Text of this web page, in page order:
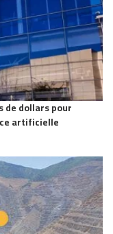
de dollars pour
artificielle